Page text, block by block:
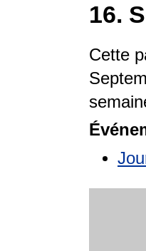
16.
Cette